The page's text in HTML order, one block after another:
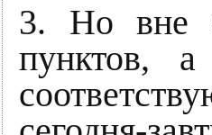
3. Но вне
пунктов,